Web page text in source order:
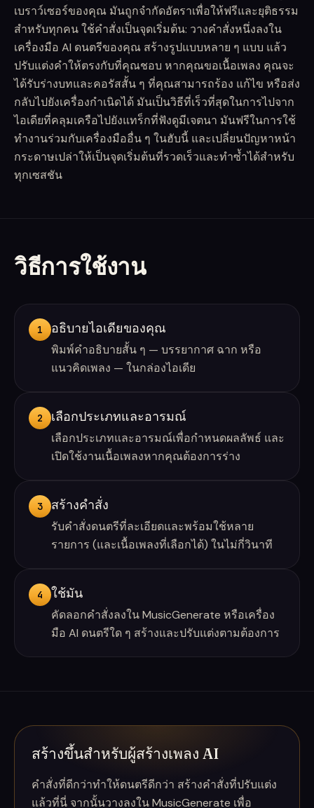
เบราว์เซอร์ของคุณ มันถูกจำกัดอัตราเพื่อให้ฟรีและยุติธรรม
สำหรับทุกคน ใช้คำสั่งเป็นจุดเริ่มต้น: วางคำสั่งหนึ่งลงใน
เครื่องมือ AI ดนตรีของคุณ สร้างรูปแบบหลาย ๆ แบบ แล้ว
ปรับแต่งคำให้ตรงกับที่คุณชอบ หากคุณขอเนื้อเพลง คุณจะ
ได้รับร่างบทและคอรัสสั้น ๆ ที่คุณสามารถร้อง แก้ไข หรือส่ง
กลับไปยังเครื่องกำเนิดได้ มันเป็นวิธีที่เร็วที่สุดในการไปจาก
ไอเดียที่คลุมเครือไปยังแทร็กที่ฟังดูมีเจตนา มันฟรีในการใช้
ทำงานร่วมกับเครื่องมืออื่น ๆ ในฮับนี้ และเปลี่ยนปัญหาหน้า
กระดาษเปล่าให้เป็นจุดเริ่มต้นที่รวดเร็วและทำซ้ำได้สำหรับ
ทุกเซสชัน
วิธีการใช้งาน
1 อธิบายไอเดียของคุณ
พิมพ์คำอธิบายสั้น ๆ — บรรยากาศ ฉาก หรือ
แนวคิดเพลง — ในกล่องไอเดีย
2 เลือกประเภทและอารมณ์
เลือกประเภทและอารมณ์เพื่อกำหนดผลลัพธ์ และ
เปิดใช้งานเนื้อเพลงหากคุณต้องการร่าง
3 สร้างคำสั่ง
รับคำสั่งดนตรีที่ละเอียดและพร้อมใช้หลาย
รายการ (และเนื้อเพลงที่เลือกได้) ในไม่กี่วินาที
4 ใช้มัน
คัดลอกคำสั่งลงใน MusicGenerate หรือเครื่อง
มือ AI ดนตรีใด ๆ สร้างและปรับแต่งตามต้องการ
สร้างขึ้นสำหรับผู้สร้างเพลง AI
คำสั่งที่ดีกว่าทำให้ดนตรีดีกว่า สร้างคำสั่งที่ปรับแต่ง
แล้วที่นี่ จากนั้นวางลงใน MusicGenerate เพื่อ